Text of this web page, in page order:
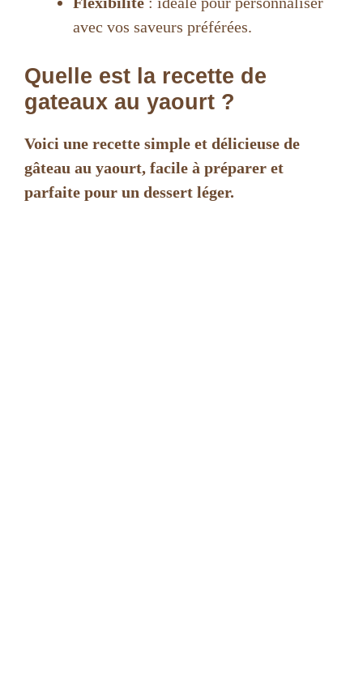
avec vos saveurs préférées.
Quelle est la recette de
gateaux au yaourt ?
Voici une recette simple et délicieuse de
gâteau au yaourt, facile à préparer et
parfaite pour un dessert léger.